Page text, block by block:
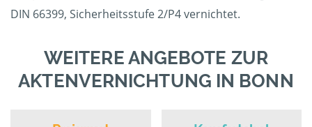
DIN 66399, Sicherheitsstufe 2/P4 vernichtet.
WEITERE ANGEBOTE ZUR
AKTENVERNICHTUNG IN BONN